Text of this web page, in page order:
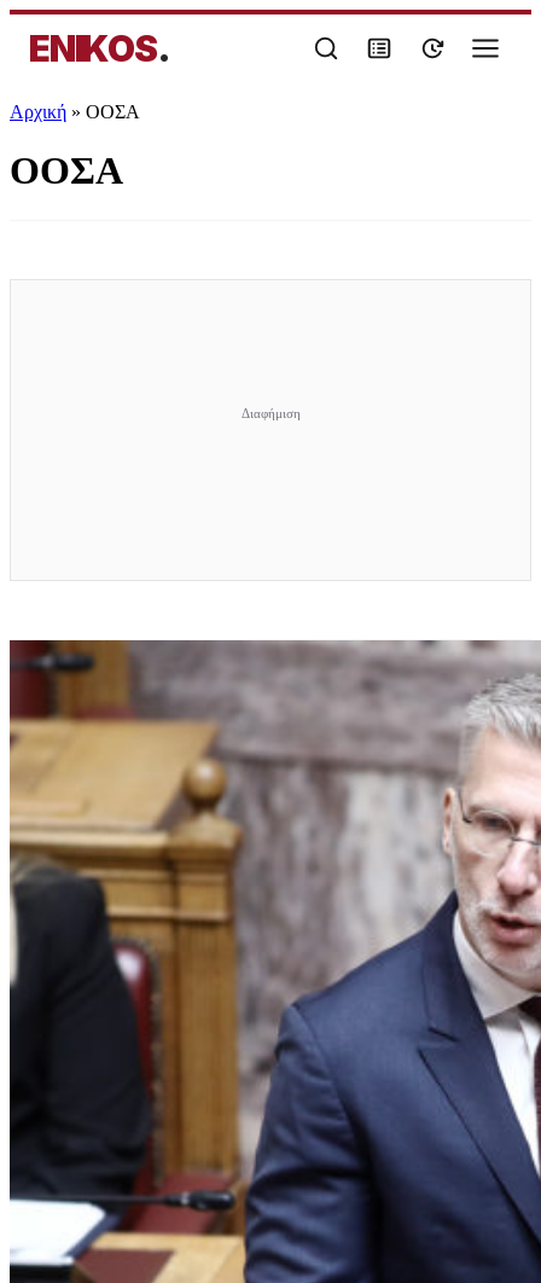
ENIKOS.
Αρχική » ΟΟΣΑ
ΟΟΣΑ